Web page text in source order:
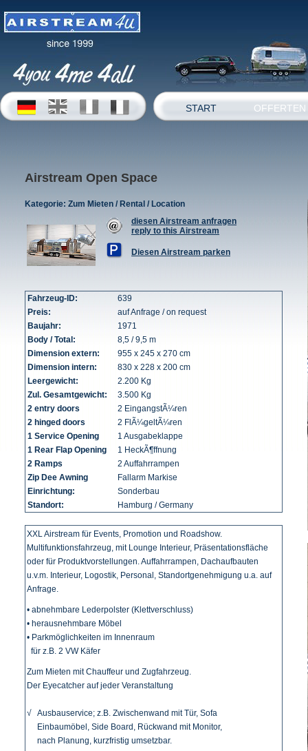
START OFFERTEN
Airstream Open Space
Kategorie: Zum Mieten / Rental / Location
diesen Airstream anfragen
reply to this Airstream
Diesen Airstream parken
Fahrzeug-ID:
639
Preis:
auf Anfrage / on request
Baujahr:
1971
Body / Total:
8,5 / 9,5 m
Dimension extern:
955 x 245 x 270 cm
Dimension intern:
830 x 228 x 200 cm
Leergewicht:
2.200 Kg
Zul. Gesamtgewicht:
3.500 Kg
2 entry doors
2 EingangstÃ¼ren
2 hinged doors
2 FlÃ¼geltÃ¼ren
1 Service Opening
1 Ausgabeklappe
1 Rear Flap Opening
1 HeckÃ¶ffnung
2 Ramps
2 Auffahrrampen
Zip Dee Awning
Fallarm Markise
Einrichtung:
Sonderbau
Standort:
Hamburg / Germany
XXL Airstream für Events, Promotion und Roadshow.
Multifunktionsfahrzeug, mit Lounge Interieur, Präsentationsfläche
oder für Produktvorstellungen. Auffahrrampen, Dachaufbauten
u.v.m. Interieur, Logostik, Personal, Standortgenehmigung u.a. auf
Anfrage.
• abnehmbare Lederpolster (Klettverschluss)
• herausnehmbare Möbel
• Parkmöglichkeiten im Innenraum
für z.B. 2 VW Käfer
Zum Mieten mit Chauffeur und Zugfahrzeug.
Der Eyecatcher auf jeder Veranstaltung
√ Ausbauservice; z.B. Zwischenwand mit Tür, Sofa
Einbaumöbel, Side Board, Rückwand mit Monitor,
nach Planung, kurzfristig umsetzbar.